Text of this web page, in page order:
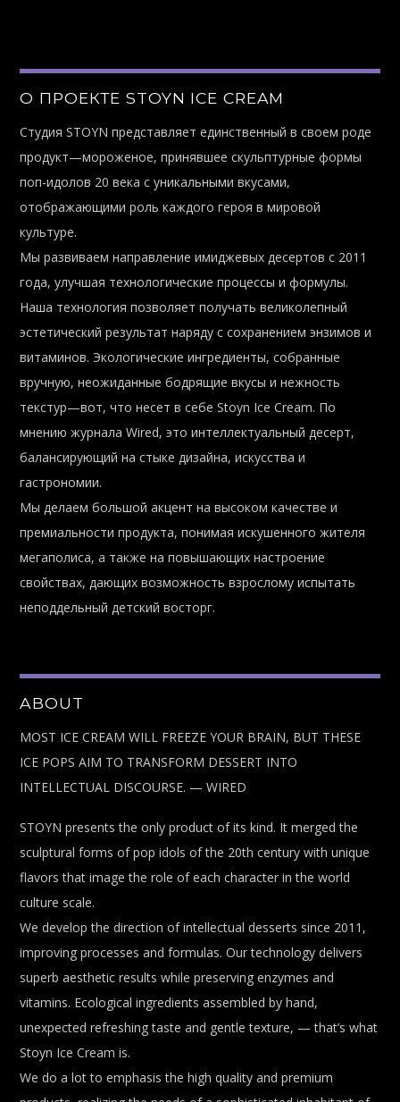
О ПРОЕКТЕ STOYN ICE CREAM
Студия STOYN представляет единственный в своем роде
продукт—мороженое, принявшее скульптурные формы
поп-идолов 20 века с уникальными вкусами,
отображающими роль каждого героя в мировой
культуре.
Мы развиваем направление имиджевых десертов с 2011
года, улучшая технологические процессы и формулы.
Наша технология позволяет получать великолепный
эстетический результат наряду с сохранением энзимов и
витаминов. Экологические ингредиенты, собранные
вручную, неожиданные бодрящие вкусы и нежность
текстур—вот, что несет в себе Stoyn Ice Cream. По
мнению журнала Wired, это интеллектуальный десерт,
балансирующий на стыке дизайна, искусства и
гастрономии.
Мы делаем большой акцент на высоком качестве и
премиальности продукта, понимая искушенного жителя
мегаполиса, а также на повышающих настроение
свойствах, дающих возможность взрослому испытать
неподдельный детский восторг.
ABOUT
MOST ICE CREAM WILL FREEZE YOUR BRAIN, BUT THESE
ICE POPS AIM TO TRANSFORM DESSERT INTO
INTELLECTUAL DISCOURSE. — WIRED
STOYN presents the only product of its kind. It merged the
sculptural forms of pop idols of the 20th century with unique
flavors that image the role of each character in the world
culture scale.
We develop the direction of intellectual desserts since 2011,
improving processes and formulas. Our technology delivers
superb aesthetic results while preserving enzymes and
vitamins. Ecological ingredients assembled by hand,
unexpected refreshing taste and gentle texture, — that’s what
Stoyn Ice Cream is.
We do a lot to emphasis the high quality and premium